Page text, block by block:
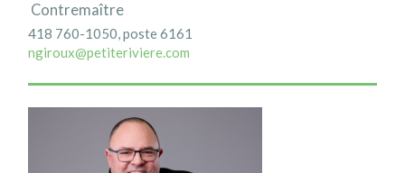
Contremaître
418 760-1050, poste 6161
ngiroux@petiteriviere.com